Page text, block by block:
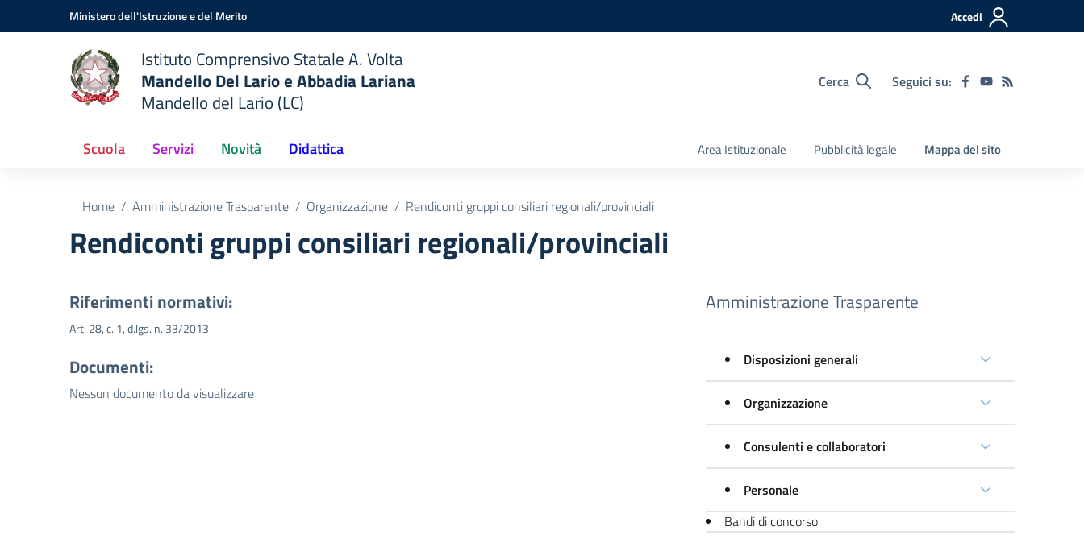
Vai ai contenuti
Vai al menu di navigazioneMinistero dell'Istruzione e del Merito Accedi
Istituto Comprensivo Statale A. Volta
Mandello Del Lario e Abbadia Lariana
Mandello del Lario (LC)
Cerca Seguici su:
Scuola Servizi Novità Didattica Area Istituzionale Pubblicità legale Mappa del sito
Home Amministrazione Trasparente Organizzazione Rendiconti gruppi consiliari regionali/provinciali
Rendiconti gruppi consiliari regionali/provinciali
Riferimenti normativi:
Art. 28, c. 1, d.lgs. n. 33/2013
Documenti:
Nessun documento da visualizzare
Amministrazione Trasparente
Disposizioni generali
Organizzazione
Consulenti e collaboratori
Personale
Bandi di concorso